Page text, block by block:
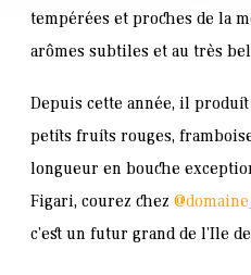
tempérées et proches de la
arômes subtiles et au très
Depuis cette année, il
petits fruits rouges,
longueur en bouche
Figari, courez chez@
c’est un futur grand de l’Ile